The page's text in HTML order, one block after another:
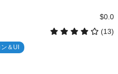
$0.0
(13)
＆UI